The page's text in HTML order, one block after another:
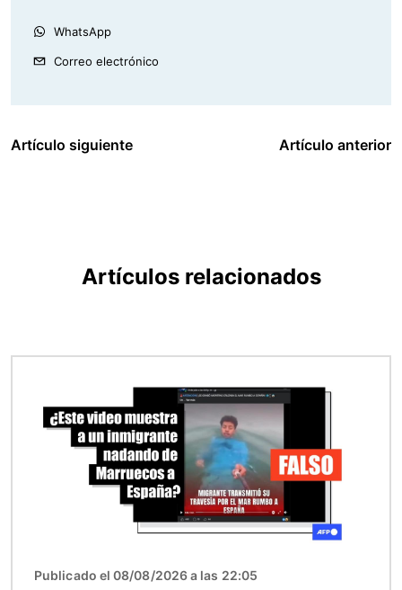
WhatsApp
Correo electrónico
Artículo siguiente Artículo anterior
Artículos relacionados
Publicado el 08/08/2026 a las 22:05